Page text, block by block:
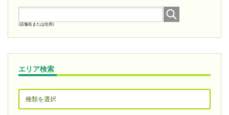
(店舗名または住所)
エリア検索